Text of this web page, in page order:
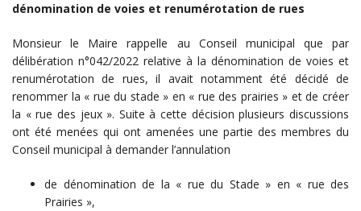
dénomination de voies et renumérotation de rues
Monsieur le Maire rappelle au Conseil municipal que par
délibération n°042/2022 relative à la dénomination de voies et
renumérotation de rues, il avait notamment été décidé de
renommer la « rue du stade » en « rue des prairies » et de créer
la « rue des jeux ». Suite à cette décision plusieurs discussions
ont été menées qui ont amenées une partie des membres du
Conseil municipal à demander l’annulation
de dénomination de la « rue du Stade » en « rue des
Prairies »,